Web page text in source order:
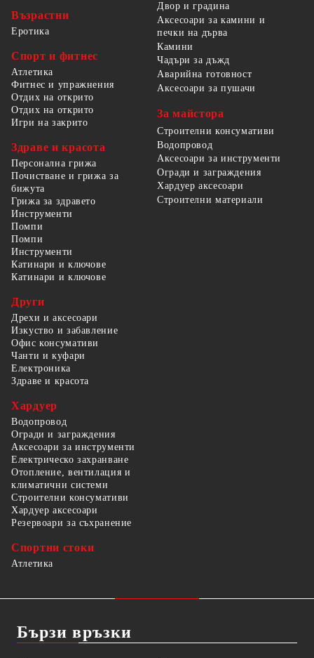
Възрастни
Еротика
Спорт и фитнес
Атлетика
Фитнес и упражнения
Отдих на открито
Отдих на открито
Игри на закрито
Здраве и красота
Персонална грижа
Почистване и грижа за
бижута
Грижа за здравето
Двор и градина
Аксесоари за камини и
печки на дърва
Камини
Чадъри за дъжд
Аварийна готовност
Аксесоари за пушачи
За майстора
Строителни консумативи
Водопровод
Аксесоари за инструменти
Огради и заграждения
Хардуер аксесоари
Строителни материали
Инструменти
Помпи
Помпи
Инструменти
Катинари и ключове
Катинари и ключове
Други
Дрехи и аксесоари
Изкуство и забавление
Офис консумативи
Чанти и куфари
Електроника
Здраве и красота
Хардуер
Водопровод
Огради и заграждения
Аксесоари за инструменти
Електрическо захранване
Отопление, вентилация и
климатични системи
Строителни консумативи
Хардуер аксесоари
Резервоари за съхранение
Спортни стоки
Атлетика
Бързи връзки